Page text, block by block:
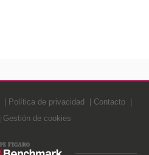
Política de privacidad
Contacto
Gestión de cookies